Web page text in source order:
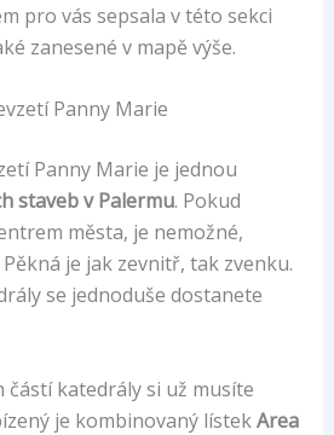
pro vás sepsala v této sekci
zanesené v mapě výše.
Panny Marie
Panny Marie je jednou
staveb v Palermu. Pokud
města, je nemožné,
je jak zevnitř, tak zvenku.
se jednoduše dostanete
částí katedrály si už musíte
je kombinovaný lístekArea